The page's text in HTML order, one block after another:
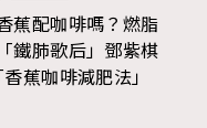
103
191
308
蕉配咖啡嗎？燃脂
鐵肺歌后」鄧紫棋
蕉咖啡減肥法」